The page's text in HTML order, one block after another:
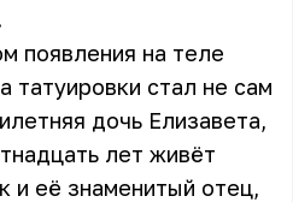
появления на теле
татуировки стал не сам
дочь Елизавета,
лет живёт
и её знаменитый отец,